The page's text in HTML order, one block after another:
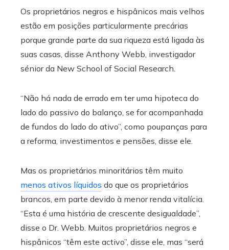
Os proprietários negros e hispânicos mais velhos
estão em posições particularmente precárias
porque grande parte da sua riqueza está ligada às
suas casas, disse Anthony Webb, investigador
sénior da New School of Social Research.
“Não há nada de errado em ter uma hipoteca do
lado do passivo do balanço, se for acompanhada
de fundos do lado do ativo”, como poupanças para
a reforma, investimentos e pensões, disse ele.
Mas os proprietários minoritários têm muito
menos ativos líquidos do que os proprietários
brancos, em parte devido à menor renda vitalícia.
“Esta é uma história de crescente desigualdade”,
disse o Dr. Webb. Muitos proprietários negros e
hispânicos “têm este activo”, disse ele, mas “será